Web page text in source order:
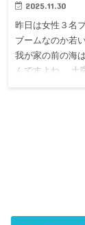
2025.11.30
昨日は女性３名
ブームなのか若
我が家の前の海
んですよね。 土